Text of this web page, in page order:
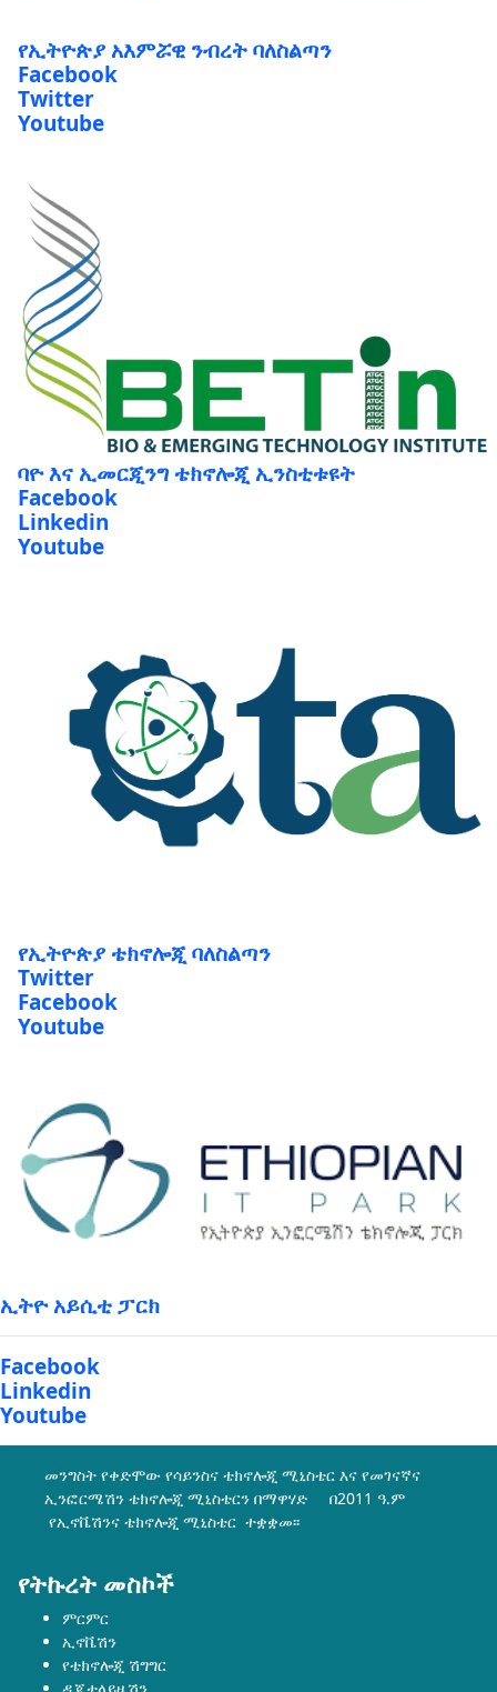
የኢትዮጵያ አእምሯዊ ንብረት ባለስልጣን
Facebook
Twitter
Youtube
ባዮ እና ኢመርጂንግ ቴክኖሎጂ ኢንስቲቱዩት
Facebook
Linkedin
Youtube
የኢትዮጵያ ቴክኖሎጂ ባለስልጣን
Twitter
Facebook
Youtube
ኢትዮ አይሲቲ ፓርክ
Facebook
Linkedin
Youtube
መንግስት የቀድሞው የሳይንስና ቴክኖሎጂ ሚኒስቴር እና የመገናኛና
ኢንፎርሜሽን ቴክኖሎጂ ሚኒስቴርን በማዋሃድ በ2011 ዓ.ም
የኢኖቬሽንና ቴክኖሎጂ ሚኒስቴር ተቋቋመ፡፡
የትኩረት መስኮች
ምርምር
ኢኖቬሽን
የቴክኖሎጂ ሽግግር